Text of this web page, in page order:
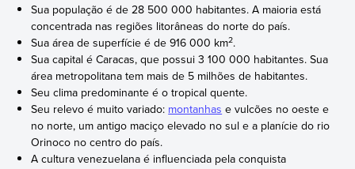
Sua população é de 28 500 000 habitantes. A maioria está
concentrada nas regiões litorâneas do norte do país.
Sua área de superfície é de 916 000 km2.
Sua capital é Caracas, que possui 3 100 000 habitantes. Sua
área metropolitana tem mais de 5 milhões de habitantes.
Seu clima predominante é o tropical quente.
Seu relevo é muito variado: montanhas e vulcões no oeste e
no norte, um antigo maciço elevado no sul e a planície do rio
Orinoco no centro do país.
A cultura venezuelana é influenciada pela conquista